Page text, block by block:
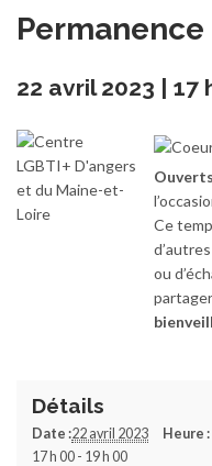
Permanence
22 avril 2023 | 17
Ce
ou
Détails
Date :22 avril 2023
Heure :
17 h 00 - 19 h 00